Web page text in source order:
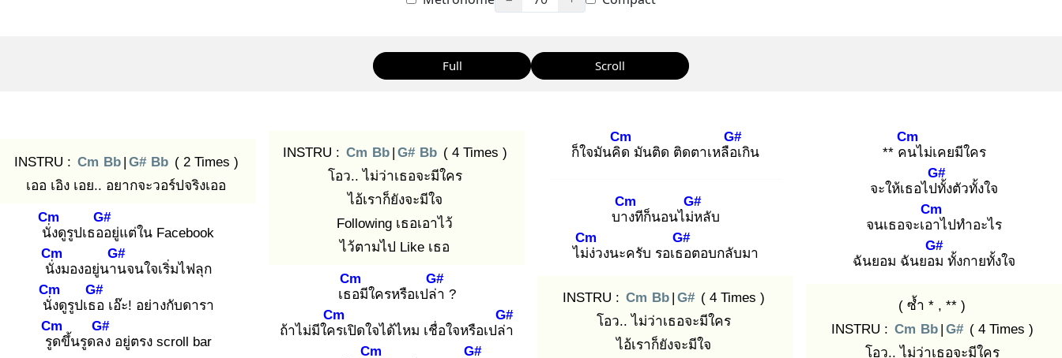
Full Scroll
INSTRU : Cm Bb | G# Bb ( 2 Times )
เออ เอิง เอย.. อยากจะวอร์ปจริงเออ
นั่ง
Cm
ดูรูปเธออ
G#
ยู่แต่ใน Facebook
นั่ง
Cm
มองอยู่นาน
G#
จนใจเริ่มไฟลุก
นั่ง
Cm
ดูรูปเธอ
G#
เอ๊ะ! อย่างกับดารา
รูด
Cm
ขึ้นรูดลง
G#
อยู่ตรง scroll bar
INSTRU : Cm Bb | G# Bb ( 4 Times )
โอว.. ไม่ว่าเธอจะมีใคร
ไอ้เราก็ยังจะมีใจ
Following เธอเอาไว้
ไว้ตามไป Like เธอ
เธอ
Cm
มีใครหรือเปล่า
G#
?
ถ้าไม่มีใคร
Cm
เปิดใจได้ไหม เชื่อใจหรือเปล่า
G#
Cm
G#
ก็ใจมันคิด
Cm
มันติด ติดตาเหลือเ
G#
กิน
บาง
Cm
ทีก็นอนไม่ห
G#
ลับ
ไม่ง่
Cm
วงนะครับ รอเธอ
G#
ตอบกลับมา
INSTRU : Cm Bb | G# ( 4 Times )
โอว.. ไม่ว่าเธอจะมีใคร
ไอ้เราก็ยังจะมีใจ
** คน
Cm
ไม่เคยมีใคร
จะให้เธอไปทั้
G#
งตัวทั้งใจ
จนเธอจะเอา
Cm
ไปทำอะไร
ฉันยอม ฉันยอม
G#
ทั้งกายทั้งใจ
( ซ้ำ * , ** )
INSTRU : Cm Bb | G# ( 4 Times )
โอว.. ไม่ว่าเธอจะมีใคร